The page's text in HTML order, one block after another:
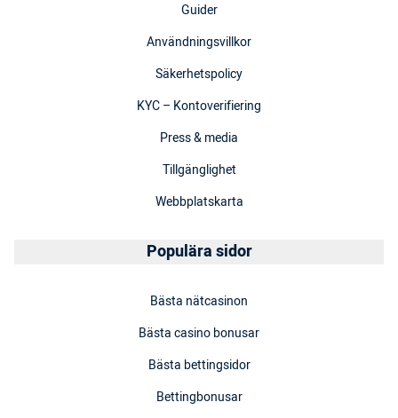
Guider
Användningsvillkor
Säkerhetspolicy
KYC – Kontoverifiering
Press & media
Tillgänglighet
Webbplatskarta
Populära sidor
Bästa nätcasinon
Bästa casino bonusar
Bästa bettingsidor
Bettingbonusar